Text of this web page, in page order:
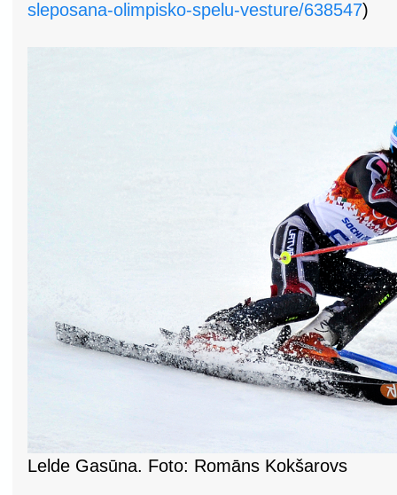
sleposana-olimpisko-spelu-vesture/638547)
Lelde Gasūna. Foto: Romāns Kokšarovs